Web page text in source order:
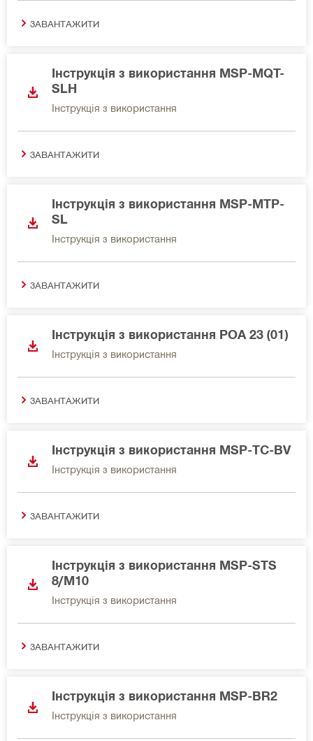
ЗАВАНТАЖИТИ
Інструкція з використання MSP-MQT-
SLH
Інструкція з використання
ЗАВАНТАЖИТИ
Інструкція з використання MSP-MTP-
SL
Інструкція з використання
ЗАВАНТАЖИТИ
Інструкція з використання POA 23 (01)
Інструкція з використання
ЗАВАНТАЖИТИ
Інструкція з використання MSP-TC-BV
Інструкція з використання
ЗАВАНТАЖИТИ
Інструкція з використання MSP-STS
8/M10
Інструкція з використання
ЗАВАНТАЖИТИ
Інструкція з використання MSP-BR2
Інструкція з використання